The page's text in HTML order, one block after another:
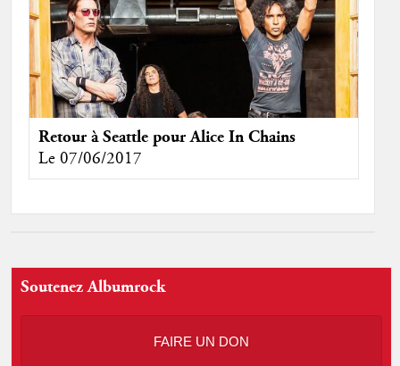
Retour à Seattle pour Alice In Chains
Le 07/06/2017
Soutenez Albumrock
FAIRE UN DON